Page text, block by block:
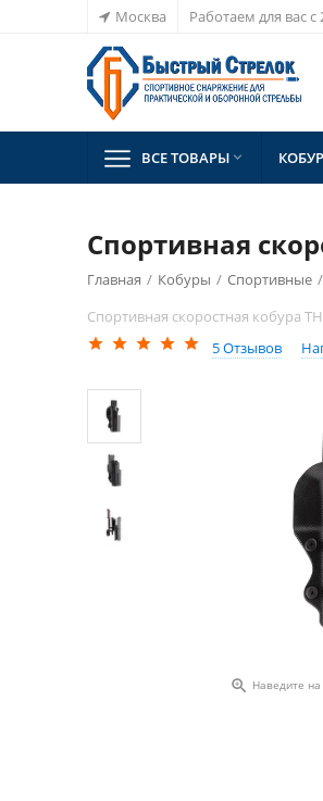
Москва Работаем для вас с
ВСЕ ТОВАРЫ 
Спортивная
Главная / Кобуры / Спортивные /
Спортивная скоростная кобура
5Отзывов
 Наведите